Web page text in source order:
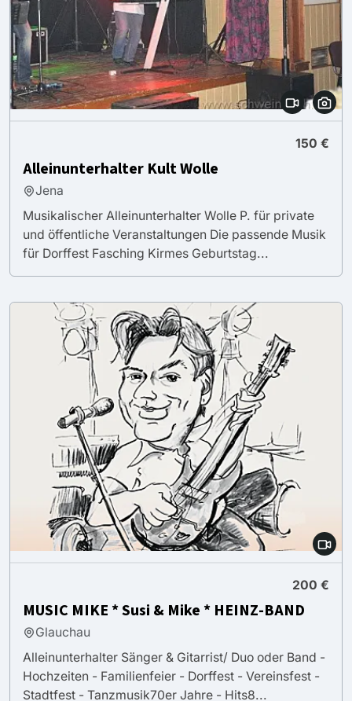
150 €
Alleinunterhalter Kult Wolle
Jena
Musikalischer Alleinunterhalter Wolle P. für private
und öffentliche Veranstaltungen Die passende Musik
für Dorffest Fasching Kirmes Geburtstag...
200 €
MUSIC MIKE * Susi & Mike * HEINZ-BAND
Glauchau
Alleinunterhalter Sänger & Gitarrist/ Duo oder Band -
Hochzeiten - Familienfeier - Dorffest - Vereinsfest -
Stadtfest - Tanzmusik70er Jahre - Hits8...